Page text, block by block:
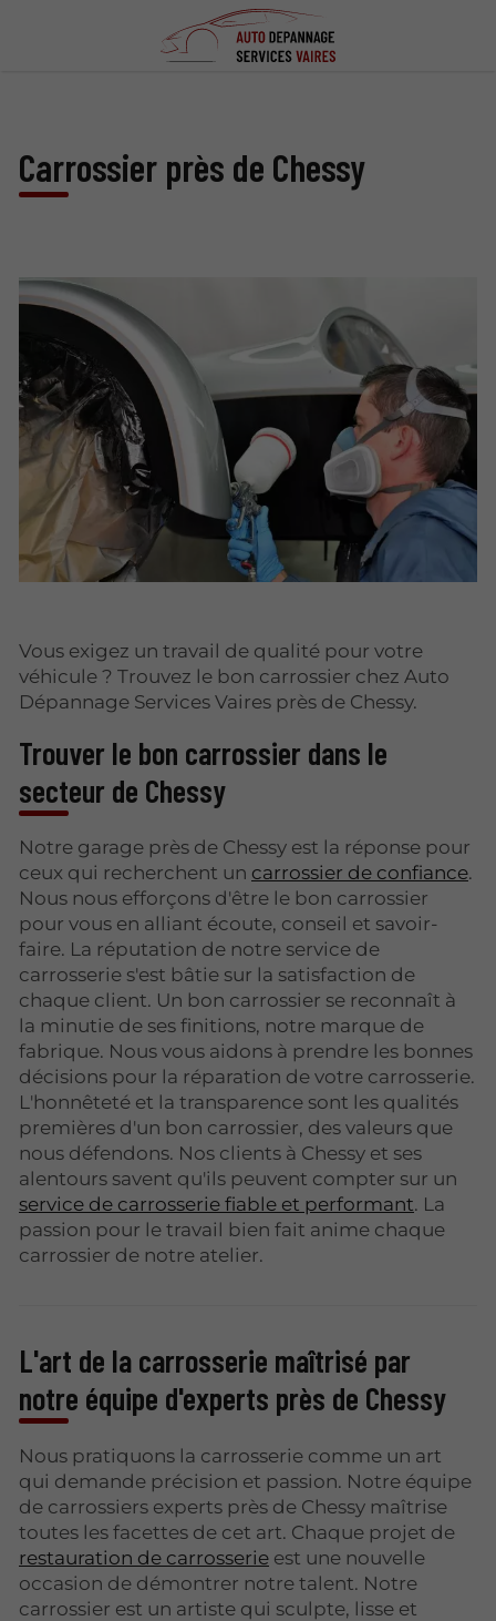
Carrossier près de Chessy
Vous exigez un travail de qualité pour votre
véhicule ? Trouvez le bon carrossier chez Auto
Dépannage Services Vaires près de Chessy.
Trouver le bon carrossier dans le
secteur de Chessy
Notre garage près de Chessy est la réponse pour
ceux qui recherchent un carrossier de confiance.
Nous nous efforçons d'être le bon carrossier
pour vous en alliant écoute, conseil et savoir-
faire. La réputation de notre service de
carrosserie s'est bâtie sur la satisfaction de
chaque client. Un bon carrossier se reconnaît à
la minutie de ses finitions, notre marque de
fabrique. Nous vous aidons à prendre les bonnes
décisions pour la réparation de votre carrosserie.
L'honnêteté et la transparence sont les qualités
premières d'un bon carrossier, des valeurs que
nous défendons. Nos clients à Chessy et ses
alentours savent qu'ils peuvent compter sur un
service de carrosserie fiable et performant. La
passion pour le travail bien fait anime chaque
carrossier de notre atelier.
L'art de la carrosserie maîtrisé par
notre équipe d'experts près de Chessy
Nous pratiquons la carrosserie comme un art
qui demande précision et passion. Notre équipe
de carrossiers experts près de Chessy maîtrise
toutes les facettes de cet art. Chaque projet de
restauration de carrosserie est une nouvelle
occasion de démontrer notre talent. Notre
carrossier est un artiste qui sculpte, lisse et